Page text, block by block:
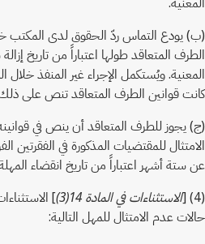
(ب) يودع التماس ردّ الحقوق لدى المكتب
الطرف المتعاقد طولها اعتباراً من تاريخ
المعنية. ويُستكمل الإجراء غير المنفذ خلال
كانت قوانين الطرف المتعاقد تنص على
(ج) يجوز للطرف المتعاقد أن ينص في
الامتثال للمقتضيات المذكورة في الفقرتين
عن ستة أشهر اعتباراً من تاريخ انقضاء
(4) [
الاستثناءات في المادة 14(3)
حالات عدم الامتثال للمهل التالية: